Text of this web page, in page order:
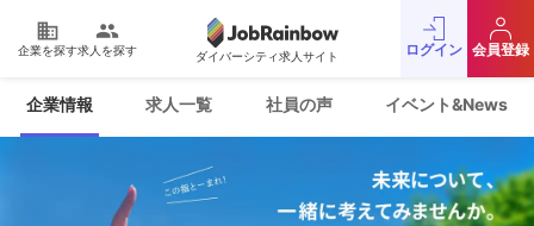
domain
企業を探す
people
求人を探す ダイバーシティ求人サイト ログイン 会員登録
企業情報 求人一覧 社員の声 イベント&News
プライバシーポリシー
採用をお考えの企業様
JobRainbow MAGAZINE